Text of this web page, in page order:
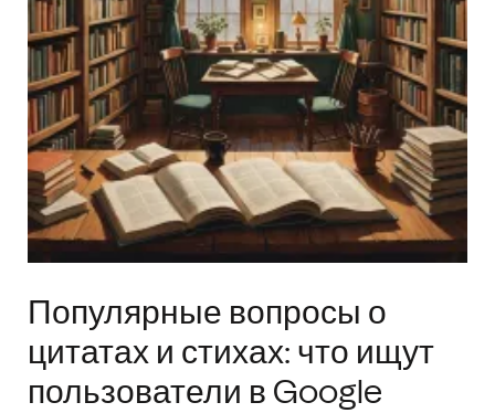
Популярные вопросы о
цитатах и стихах: что ищут
пользователи в Google